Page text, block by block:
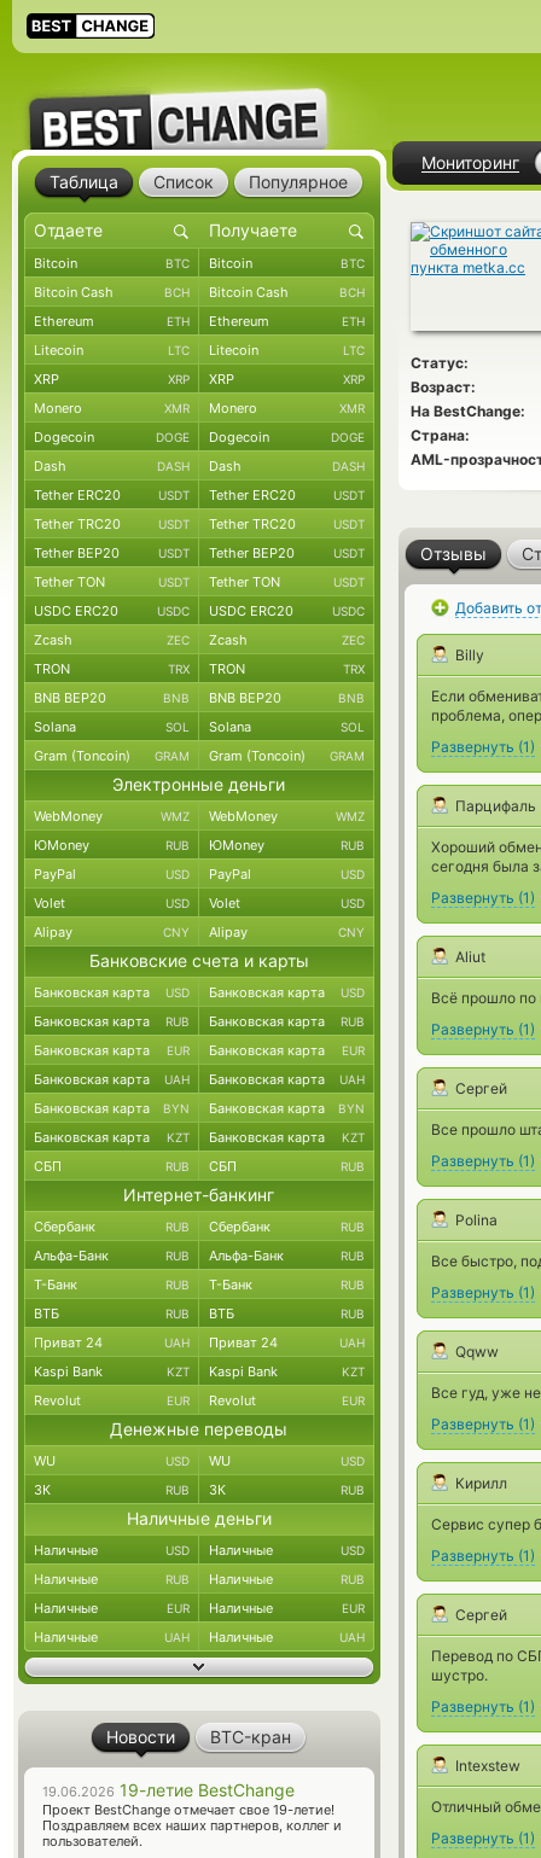
Мониторинг
Статус:
Возраст:
На BestChange:
Страна:
AML-
Отзывы
Добавить
Billy
Если
проблема,
Развернуть (1)
Парцифаль
Хороший
сегодня была
Развернуть (1)
Aliut
Всё прошло по
Развернуть (1)
Сергей
Все прошло
Развернуть (1)
Polina
Все быстро,
Развернуть (1)
Qqww
Все гуд, уже
Развернуть (1)
Кирилл
Сервис супер
Развернуть (1)
Сергей
Перевод по
шустро.
Развернуть (1)
Intexstew
Отличный
Развернуть (1)
Таблица Список Популярное
Bitcoin BTC Bitcoin BTC
Bitcoin Cash BCH Bitcoin Cash BCH
Ethereum ETH Ethereum ETH
Litecoin LTC Litecoin LTC
XRP XRP XRP XRP
Monero XMR Monero XMR
Dogecoin DOGE Dogecoin DOGE
Dash DASH Dash DASH
Tether ERC20 USDT Tether ERC20 USDT
Tether TRC20 USDT Tether TRC20 USDT
Tether BEP20 USDT Tether BEP20 USDT
Tether TON USDT Tether TON USDT
USDC ERC20 USDC USDC ERC20 USDC
Zcash ZEC Zcash ZEC
TRON TRX TRON TRX
BNB BEP20 BNB BNB BEP20 BNB
Solana SOL Solana SOL
Gram (Toncoin) GRAM Gram (Toncoin) GRAM
Электронные деньги
WebMoney WMZ WebMoney WMZ
ЮMoney RUB ЮMoney RUB
PayPal USD PayPal USD
Volet USD Volet USD
Alipay CNY Alipay CNY
Банковские счета и карты
Банковская карта USD Банковская карта USD
Банковская карта RUB Банковская карта RUB
Банковская карта EUR Банковская карта EUR
Банковская карта UAH Банковская карта UAH
Банковская карта BYN Банковская карта BYN
Банковская карта KZT Банковская карта KZT
СБП RUB СБП RUB
Интернет-банкинг
Сбербанк RUB Сбербанк RUB
Альфа-Банк RUB Альфа-Банк RUB
Т-Банк RUB Т-Банк RUB
ВТБ RUB ВТБ RUB
Приват 24 UAH Приват 24 UAH
Kaspi Bank KZT Kaspi Bank KZT
Revolut EUR Revolut EUR
Денежные переводы
WU USD WU USD
ЗК RUB ЗК RUB
Наличные деньги
Наличные USD Наличные USD
Наличные RUB Наличные RUB
Наличные EUR Наличные EUR
Наличные UAH Наличные UAH
Новости BTC-кран
19.06.2026 19-летие BestChange
Проект BestChange отмечает свое 19-летие!
Поздравляем всех наших партнеров, коллег и
пользователей.